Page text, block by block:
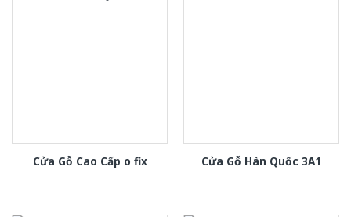
Cửa Gỗ Cao Cấp o fix Cửa Gỗ Hàn Quốc 3A1